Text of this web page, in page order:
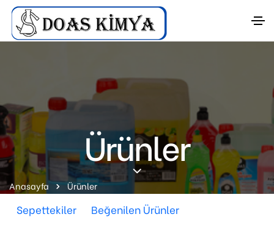
Ürünler
Anasayfa Ürünler
Sepettekiler
Beğenilen Ürünler